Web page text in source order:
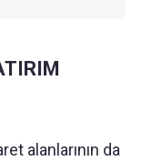
alanlarının da